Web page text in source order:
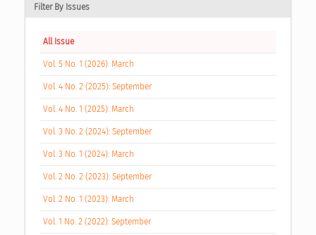
Filter By Issues
All Issue
Vol. 5 No. 1 (2026): March
Vol. 4 No. 2 (2025): September
Vol. 4 No. 1 (2025): March
Vol. 3 No. 2 (2024): September
Vol. 3 No. 1 (2024): March
Vol. 2 No. 2 (2023): September
Vol. 2 No. 1 (2023): March
Vol. 1 No. 2 (2022): September